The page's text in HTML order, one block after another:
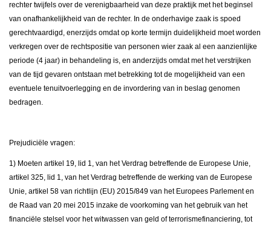
rechter twijfels over de verenigbaarheid van deze praktijk met het beginsel
van onafhankelijkheid van de rechter. In de onderhavige zaak is spoed
gerechtvaardigd, enerzijds omdat op korte termijn duidelijkheid moet worden
verkregen over de rechtspositie van personen wier zaak al een aanzienlijke
periode (4 jaar) in behandeling is, en anderzijds omdat met het verstrijken
van de tijd gevaren ontstaan met betrekking tot de mogelijkheid van een
eventuele tenuitvoerlegging en de invordering van in beslag genomen
bedragen.
Prejudiciële vragen:
1) Moeten artikel 19, lid 1, van het Verdrag betreffende de Europese Unie,
artikel 325, lid 1, van het Verdrag betreffende de werking van de Europese
Unie, artikel 58 van richtlijn (EU) 2015/849 van het Europees Parlement en
de Raad van 20 mei 2015 inzake de voorkoming van het gebruik van het
financiële stelsel voor het witwassen van geld of terrorismefinanciering, tot